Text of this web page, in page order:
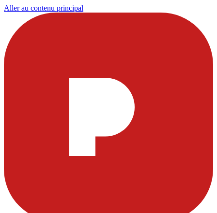
Aller au contenu principal